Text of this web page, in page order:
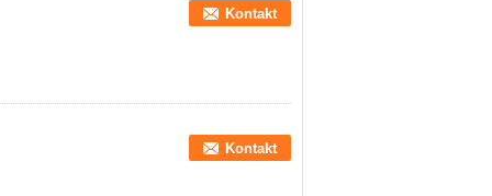
Kontakt
Kontakt